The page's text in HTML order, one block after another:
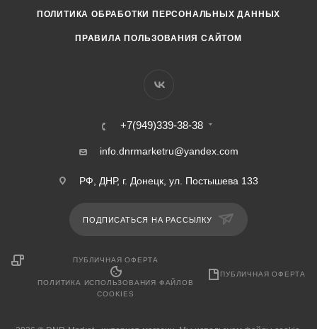
ПОЛИТИКА ОБРАБОТКИ ПЕРСОНАЛЬНЫХ ДАННЫХ
ПРАВИЛА ПОЛЬЗОВАНИЯ САЙТОМ
+7(949)339-38-38
info.dnrmarketru@yandex.com
РФ, ДНР, г. Донецк, ул. Постышева 133
ПОДПИСАТЬСЯ НА РАССЫЛКУ
ПУБЛИЧНАЯ ОФЕРТА
ПОЛИТИКА ИСПОЛЬЗОВАНИЯ ФАЙЛОВ
COOKIES
ПУБЛИЧНАЯ ОФЕРТА